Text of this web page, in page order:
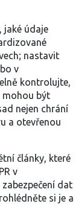
jaké údaje
nastavit
v
kontrolujte,
mohou být
nejen chrání
a otevřenou
články, které
v
dat
si je a